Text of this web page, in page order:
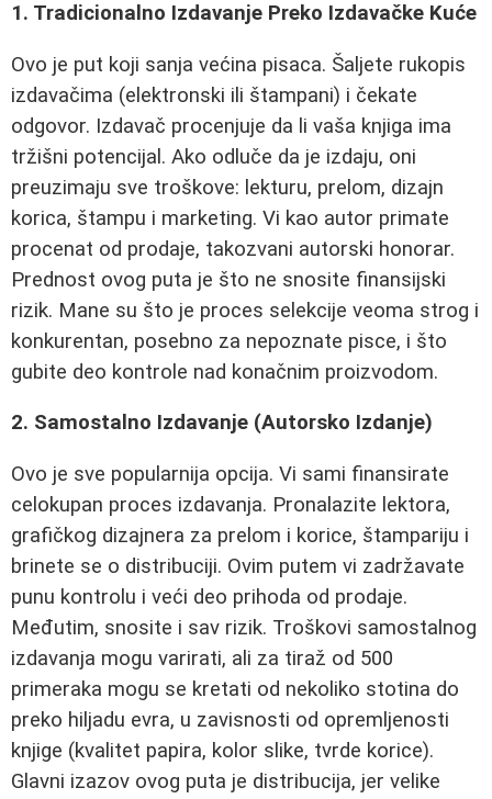
1. Tradicionalno Izdavanje Preko Izdavačke Kuće
Ovo je put koji sanja većina pisaca. Šaljete rukopis
izdavačima (elektronski ili štampani) i čekate
odgovor. Izdavač procenjuje da li vaša knjiga ima
tržišni potencijal. Ako odluče da je izdaju, oni
preuzimaju sve troškove: lekturu, prelom, dizajn
korica, štampu i marketing. Vi kao autor primate
procenat od prodaje, takozvani autorski honorar.
Prednost ovog puta je što ne snosite finansijski
rizik. Mane su što je proces selekcije veoma strog i
konkurentan, posebno za nepoznate pisce, i što
gubite deo kontrole nad konačnim proizvodom.
2. Samostalno Izdavanje (Autorsko Izdanje)
Ovo je sve popularnija opcija. Vi sami finansirate
celokupan proces izdavanja. Pronalazite lektora,
grafičkog dizajnera za prelom i korice, štampariju i
brinete se o distribuciji. Ovim putem vi zadržavate
punu kontrolu i veći deo prihoda od prodaje.
Međutim, snosite i sav rizik. Troškovi samostalnog
izdavanja mogu varirati, ali za tiraž od 500
primeraka mogu se kretati od nekoliko stotina do
preko hiljadu evra, u zavisnosti od opremljenosti
knjige (kvalitet papira, kolor slike, tvrde korice).
Glavni izazov ovog puta je distribucija, jer velike